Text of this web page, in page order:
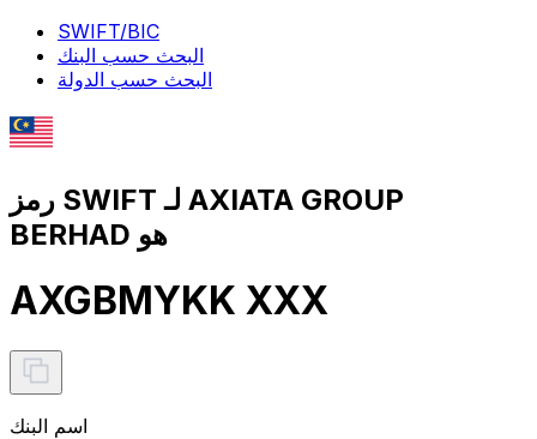
SWIFT/BIC
البحث حسب البنك
البحث حسب الدولة
رمز SWIFT لـ AXIATA GROUP
BERHAD هو
AXGBMYKK XXX
اسم البنك